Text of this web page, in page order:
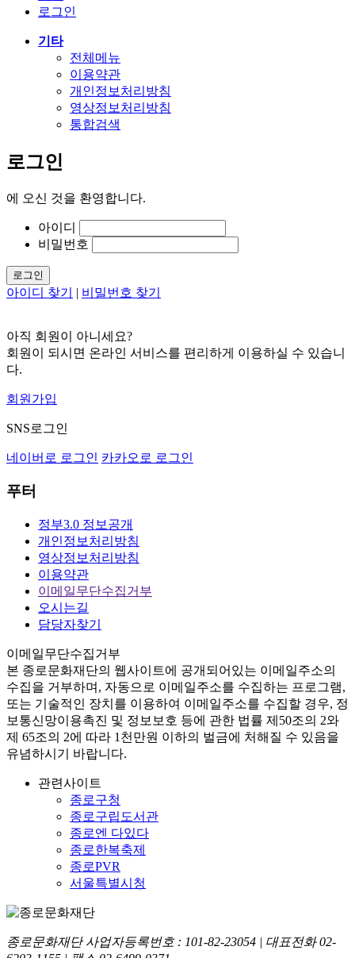
로그인
기타
전체메뉴
이용약관
개인정보처리방침
영상정보처리방침
통합검색
로그인
에 오신 것을 환영합니다.
아이디
비밀번호
로그인
아이디 찾기 | 비밀번호 찾기
아직 회원이 아니세요?
회원이 되시면 온라인 서비스를 편리하게 이용하실 수 있습니
다.
회원가입
SNS로그인
네이버로 로그인 카카오로 로그인
푸터
정부3.0 정보공개
개인정보처리방침
영상정보처리방침
이용약관
이메일무단수집거부
오시는길
담당자찾기
이메일무단수집거부
본 종로문화재단의 웹사이트에 공개되어있는 이메일주소의
수집을 거부하며, 자동으로 이메일주소를 수집하는 프로그램,
또는 기술적인 장치를 이용하여 이메일주소를 수집할 경우, 정
보통신망이용촉진 및 정보보호 등에 관한 법률 제50조의 2와
제 65조의 2에 따라 1천만원 이하의 벌금에 처해질 수 있음을
유념하시기 바랍니다.
관련사이트
종로구청
종로구립도서관
종로엔 다있다
종로한복축제
종로PVR
서울특별시청
종로문화재단 사업자등록번호 : 101-82-23054 | 대표전화02-